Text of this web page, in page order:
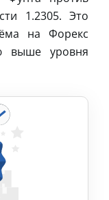
1.2305. Это
на Форекс
выше уровня